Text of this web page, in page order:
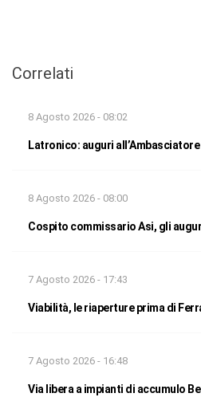
Correlati
8 Agosto 2026 - 08:02
Latronico: auguri
8 Agosto 2026 - 08:00
Cospito commissario Asi, gli
7 Agosto 2026 - 17:43
Viabilità, le riaperture prima di
7 Agosto 2026 - 16:48
Via libera a impianti di accumulo